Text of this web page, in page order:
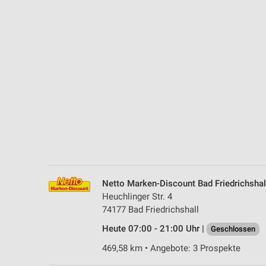
Netto Marken-Discount Bad
Heuchlinger Str. 4
74177 Bad Friedrichshall
Heute 07:00 - 21:00 Uhr |
Geschlossen
469,58 km • Angebote: 3 Prospekte
Notwendig